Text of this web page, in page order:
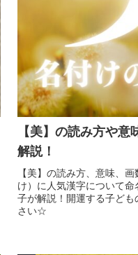
【美】の読み方や
解説！
【美】の読み方、意味、
け）に人気漢字について
子が解説！開運する子ど
さい☆